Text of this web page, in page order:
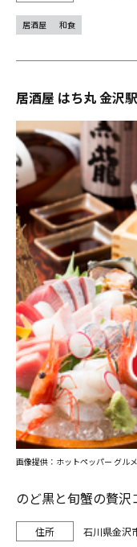
居酒屋 和食
居酒屋 はち丸 金沢
のど黒と旬蟹の贅
石川県金沢
画像提供：ホットペッパー グルメ